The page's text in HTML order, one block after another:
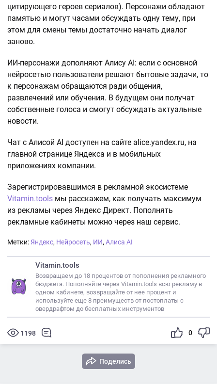
цитирующего героев сериалов). Персонажи обладают
памятью и могут часами обсуждать одну тему, при
этом для смены темы достаточно начать диалог
заново.
ИИ-персонажи дополняют Алису AI: если с основной
нейросетью пользователи решают бытовые задачи, то
к персонажам обращаются ради общения,
развлечений или обучения. В будущем они получат
собственные голоса и смогут обсуждать актуальные
новости.
Чат с Алисой AI доступен на сайте alice.yandex.ru, на
главной странице Яндекса и в мобильных
приложениях компании.
Зарегистрировавшимся в рекламной экосистеме
Vitamin.tools мы расскажем, как получать максимум
из рекламы через Яндекс Директ. Пополнять
рекламные кабинеты можно через наш сервис.
Метки: Яндекс, Нейросеть, ИИ, Алиса AI
Vitamin.tools
Возвращаем до 18 процентов от пополнения рекламного
бюджета. Пополняйте через Vitamin.tools всю рекламу в
одном кабинете, возвращайте от нее процент и
используйте еще 8 преимуществ от постоплаты с
овердрафтом до бесплатных инструментов
1198 0
Поделись